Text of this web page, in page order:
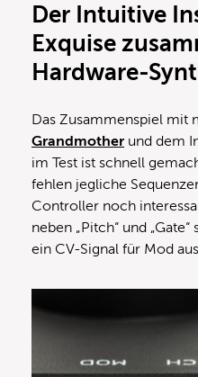
Der Intuitive
Exquise
Hardware-
Das Zusammenspiel mit
Grandmother und dem
im Test ist schnell
fehlen jegliche
Controller noch
neben „Pitch“ und
ein CV-Signal für Mod